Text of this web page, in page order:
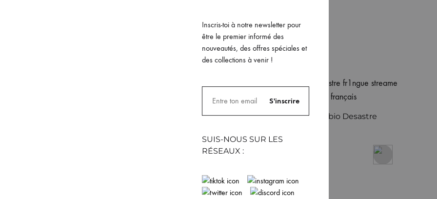
Bob gris chiné bio Desastre
Inscris-toi à notre newsletter pour
être le premier informé des
nouveautés, des offres spéciales et
des collections à venir !
SUIS-NOUS SUR LES
RÉSEAUX :